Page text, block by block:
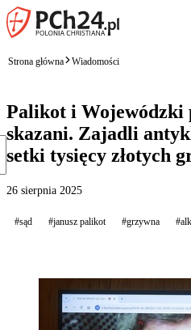
Strona główna Wiadomości
Palikot i Wojewódzki
skazani. Zajadli
setki tysięcy złotych
26 sierpnia 2025
#sąd #janusz palikot #grzywna